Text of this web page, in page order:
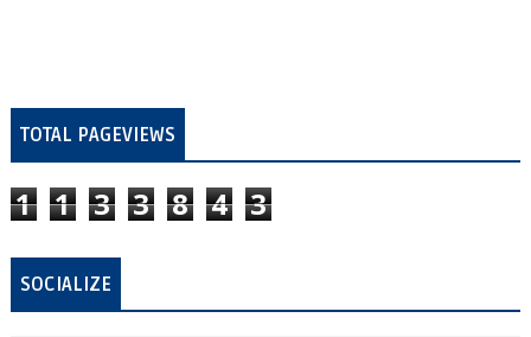
TOTAL PAGEVIEWS
1 1 3 3 8 4 3
SOCIALIZE